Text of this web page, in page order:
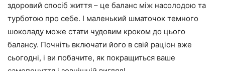
здоровий спосіб життя – це баланс між насолодою та
турботою про себе. І маленький шматочок темного
шоколаду може стати чудовим кроком до цього
балансу. Почніть включати його в свій раціон вже
сьогодні, і ви побачите, як покращиться ваше